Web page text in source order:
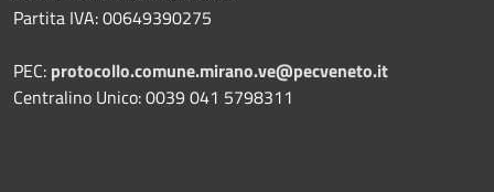
Partita IVA: 00649390275
PEC: protocollo.comune.mirano.ve@pecveneto.it
Centralino Unico: 0039 041 5798311